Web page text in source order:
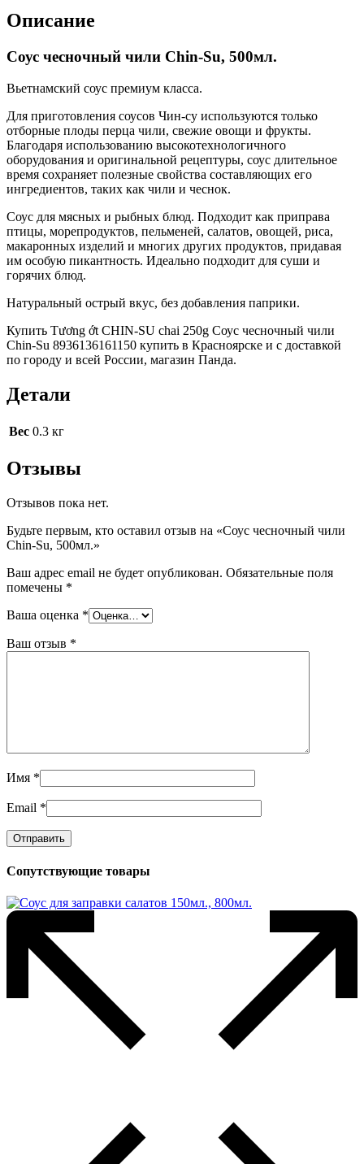
Описание
Соус чесночный чили Chin-Su, 500мл.
Вьетнамский соус премиум класса.
Для приготовления соусов Чин-су используются только
отборные плоды перца чили, свежие овощи и фрукты.
Благодаря использованию высокотехнологичного
оборудования и оригинальной рецептуры, соус длительное
время сохраняет полезные свойства составляющих его
ингредиентов, таких как чили и чеснок.
Соус для мясных и рыбных блюд. Подходит как приправа
птицы, морепродуктов, пельменей, салатов, овощей, риса,
макаронных изделий и многих других продуктов, придавая
им особую пикантность. Идеально подходит для суши и
горячих блюд.
Натуральный острый вкус, без добавления паприки.
Купить Tương ớt CHIN-SU chai 250g Соус чесночный чили
Chin-Su 8936136161150 купить в Красноярске и с доставкой
по городу и всей России, магазин Панда.
Детали
Вес 0.3 кг
Отзывы
Отзывов пока нет.
Будьте первым, кто оставил отзыв на «Соус чесночный чили
Chin-Su, 500мл.»
Ваш адрес email не будет опубликован. Обязательные поля
помечены *
Ваша оценка *
Ваш отзыв *
Имя *
Email *
Сопутствующие товары